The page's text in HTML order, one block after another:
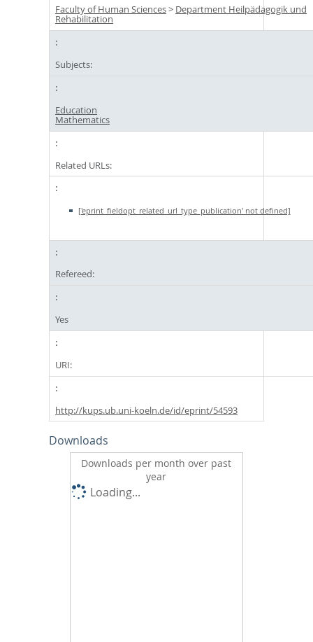
Faculty of Human Sciences> Department Heilpädagogik und
Rehabilitation
Subjects:
Education
Mathematics
Related URLs:
['eprint_fieldopt_related_url_type_publication' not defined]
Refereed:
Yes
URI:
http://kups.ub.uni-koeln.de/id/eprint/54593
Downloads
Downloads per month over past
year
Loading...